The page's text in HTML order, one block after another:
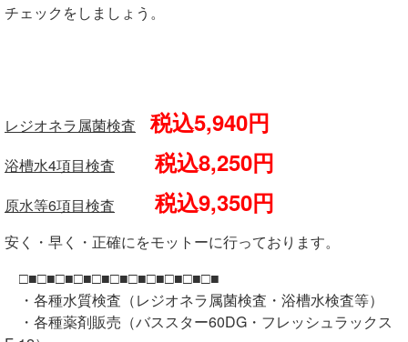
チェックをしましょう。
レジオネラ属菌検査 税込5,940円
浴槽水4項目検査 税込8,250円
原水等6項目検査 税込9,350円
安く・早く・正確にをモットーに行っております。
□■□■□■□■□■□■□■□■□■□■□■
・各種水質検査（レジオネラ属菌検査・浴槽水検査等）
・各種薬剤販売（バススター60DG・フレッシュラックス